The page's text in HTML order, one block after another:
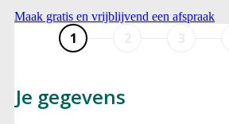
Maak gratis en vrijblijvend een afspraak